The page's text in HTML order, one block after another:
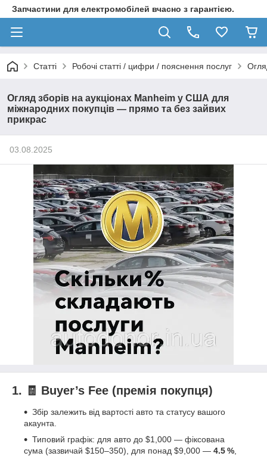
Запчастини для електромобілей вчасно з гарантією.
Статті Робочі статті / цифри / пояснення послуг
Огляд зборів на аукціонах Manheim у США для
міжнародних покупців — прямо та без зайвих
прикрас
03.08.2025
1. 🧾 Buyer’s Fee (премія покупця)
Збір залежить від вартості авто та статусу вашого
акаунта.
Типовий графік: для авто до $1,000 — фіксована
сума (зазвичай $150–350), для понад $9,000 — 4.5 %